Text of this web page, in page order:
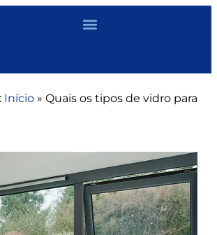
Início » Quais os tipos de vidro para